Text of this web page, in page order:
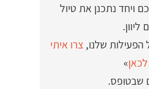
ויחד נתכנן את טיול
הפעילות שלנו, צרו איתי
»
שבטופס.